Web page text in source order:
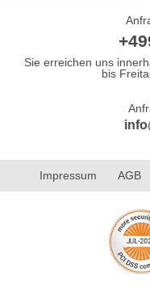
Sie erreichen uns
bis
Impressum AGB